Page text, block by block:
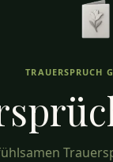
TRAUERSPRUCH